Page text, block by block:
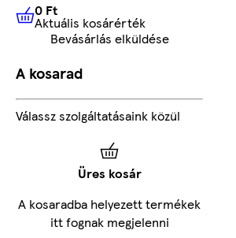
0 FtAktuális kosárérték
0 Ft
Aktuális kosárérték
Bevásárlás elküldése
A kosarad
Válassz szolgáltatásaink közül
Üres kosár
A kosaradba helyezett termékek
itt fognak megjelenni